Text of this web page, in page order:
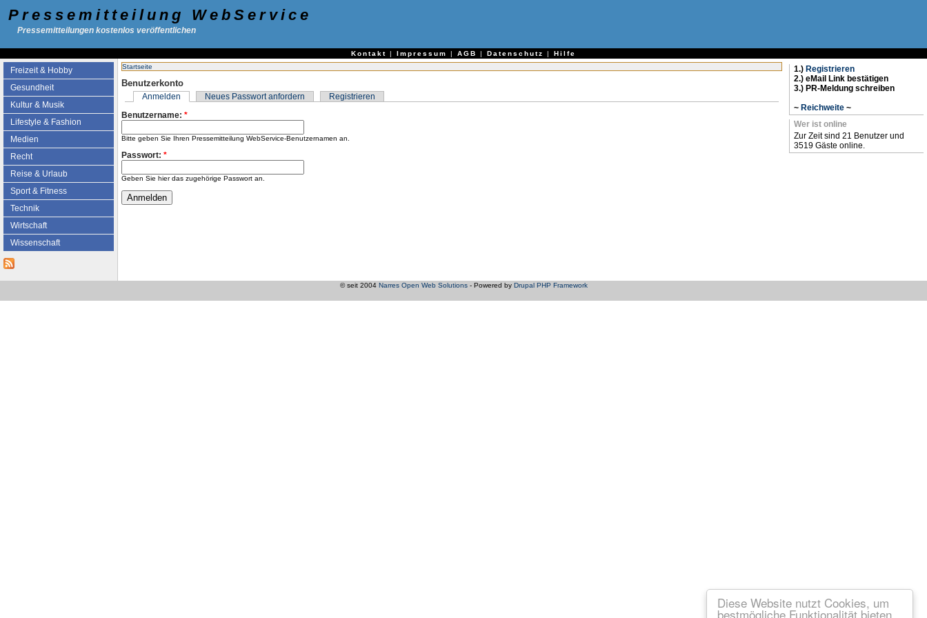
Diese Website nutzt Cookies, um
bestmögliche Funktionalität bieten
Pressemitteilung WebService
Pressemitteilungen kostenlos veröffentlichen
Kontakt | Impressum | AGB | Datenschutz | Hilfe
Freizeit & Hobby
Gesundheit
Kultur & Musik
Lifestyle & Fashion
Medien
Recht
Reise & Urlaub
Sport & Fitness
Technik
Wirtschaft
Wissenschaft
Startseite
Benutzerkonto
Anmelden Neues Passwort anfordern
Registrieren
Benutzername: *
Bitte geben Sie Ihren Pressemitteilung WebService-Benutzernamen an.
Passwort: *
Geben Sie hier das zugehörige Passwort an.
1.) Registrieren
2.) eMail Link bestätigen
3.) PR-Meldung schreiben
~ Reichweite ~
Wer ist online
Zur Zeit sind 21 Benutzer und
3519 Gäste online.
© seit 2004 Narres Open Web Solutions- Powered by Drupal PHP Framework